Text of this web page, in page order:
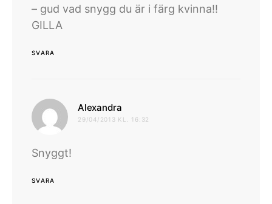
– gud vad snygg du är i färg kvinna!!
GILLA
SVARA
Alexandra
29/04/2013 KL. 16:32
Snyggt!
SVARA